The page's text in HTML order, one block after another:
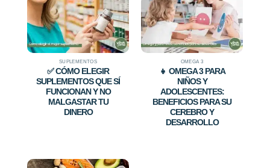
SUPLEMENTOS
✅ CÓMO ELEGIR
SUPLEMENTOS QUE SÍ
FUNCIONAN Y NO
MALGASTAR TU
DINERO
OMEGA 3
👧 OMEGA 3 PARA
NIÑOS Y
ADOLESCENTES:
BENEFICIOS PARA SU
CEREBRO Y
DESARROLLO